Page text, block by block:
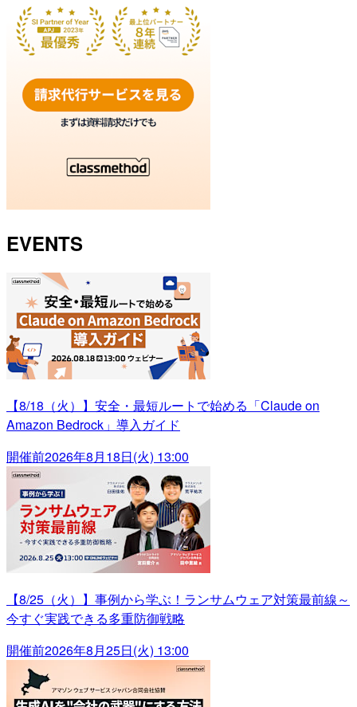
EVENTS
【8/18（火）】安全・最短ルートで始める「Claude on
Amazon Bedrock」導入ガイド
開催前2026年8月18日(火) 13:00
【8/25（火）】事例から学ぶ！ランサムウェア対策最前線～
今すぐ実践できる多重防御戦略
開催前2026年8月25日(火) 13:00